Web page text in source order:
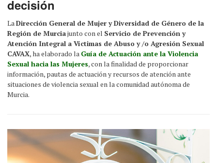
decisión
LaDirección General de Mujer y Diversidad de Género de la
Región de Murciajunto con el Servicio de Prevención y
Atención Integral a Víctimas de Abuso y /o Agresión Sexual
CAVAX, ha elaborado la Guía de Actuación ante la Violencia
Sexual hacia las Mujeres, con la finalidad de proporcionar
información, pautas de actuación y recursos de atención ante
situaciones de violencia sexual en la comunidad autónoma de
Murcia.